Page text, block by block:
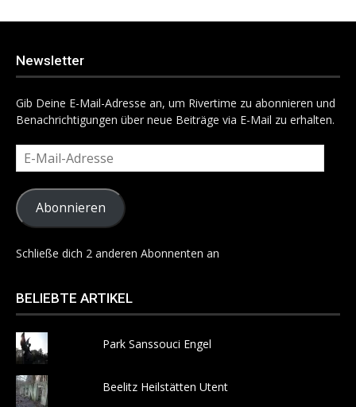
Newsletter
Gib Deine E-Mail-Adresse an, um Rivertime zu abonnieren und
Benachrichtigungen über neue Beiträge via E-Mail zu erhalten.
E-
Mail-
Adresse
Abonnieren
Schließe dich 2 anderen Abonnenten an
BELIEBTE ARTIKEL
Park Sanssouci Engel
Beelitz Heilstätten Utent